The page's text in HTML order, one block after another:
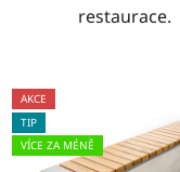
restaurace.
AKCE
TIP
VÍCE ZA MÉNĚ